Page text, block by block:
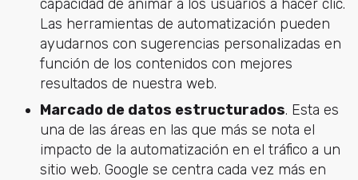
capacidad de animar a los usuarios a hacer clic.
Las herramientas de automatización pueden
ayudarnos con sugerencias personalizadas en
función de los contenidos con mejores
resultados de nuestra web.
Marcado de datos estructurados. Esta es
una de las áreas en las que más se nota el
impacto de la automatización en el tráfico a un
sitio web. Google se centra cada vez más en